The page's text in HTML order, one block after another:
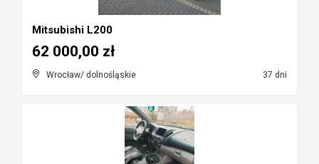
Mitsubishi L200
Wrocław/ dolnośląskie 37 dni
62 000,00 zł